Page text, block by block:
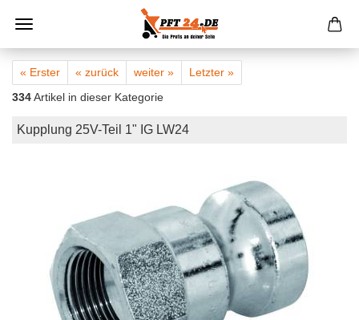
« Erster « zurück weiter »
Letzter »
334Artikel in dieser Kategorie
Kupplung 25V-Teil 1" IG LW24